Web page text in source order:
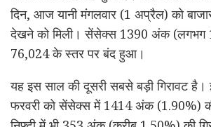
दिन, आज यानी मंगलवार (1 अप्रैल) को बाजार
देखने को मिली। सेंसेक्स 1390 अंक (लगभग
76,024 के स्तर पर बंद हुआ।
यह इस साल की दूसरी सबसे बड़ी गिरावट
फरवरी को सेंसेक्स में 1414 अंक (1.90%)